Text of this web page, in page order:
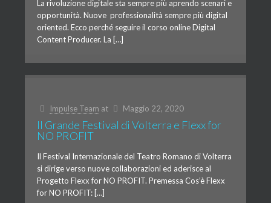
La rivoluzione digitale sta sempre più aprendo scenari e
opportunità. Nuove professionalità sempre più digital
oriented. Ecco perché seguire il corso online Digital
Content Producer. La […]
Impulse Team at Maggio 22, 2020
Il Grande Festival di Volterra e Flexx for
NO PROFIT
Il Festival Internazionale del Teatro Romano di Volterra
si dirige verso nuove collaborazioni ed aderisce al
Progetto Flexx for NO PROFIT. Premessa Cos’è Flexx
for NO PROFIT: […]